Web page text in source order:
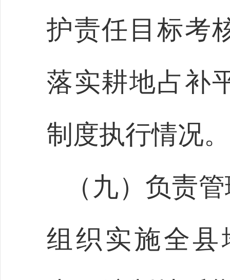
护责任目标考
落实耕地占补
制度执行情况。
（九）负责
组织实施全